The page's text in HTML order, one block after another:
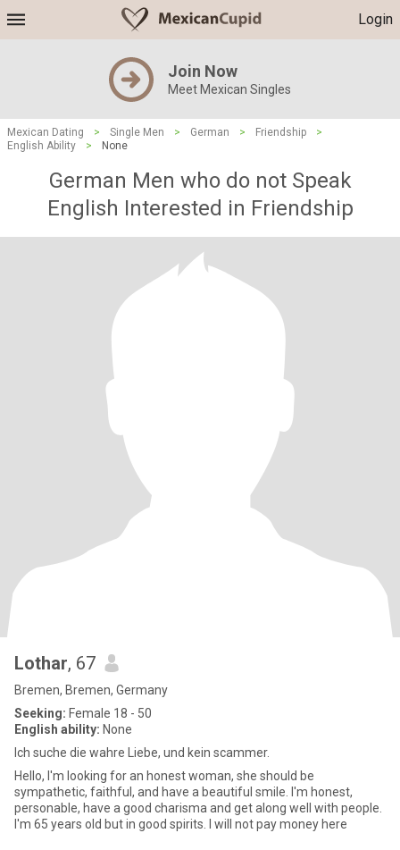
Login
Join Now
Meet Mexican Singles
Mexican Dating > Single Men > German > Friendship
>
English Ability
> None
German Men who do not Speak
English Interested in Friendship
Lothar, 67
Bremen, Bremen, Germany
Seeking: Female 18 - 50
English ability: None
Ich suche die wahre Liebe, und kein scammer.
Hello, I'm looking for an honest woman, she should be
sympathetic, faithful, and have a beautiful smile. I'm honest,
personable, have a good charisma and get along well with people.
I'm 65 years old but in good spirits. I will not pay money here